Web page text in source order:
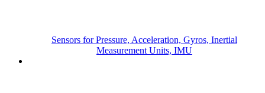
Sensors for Pressure, Acceleration, Gyros, Inertial
Measurement Units, IMU